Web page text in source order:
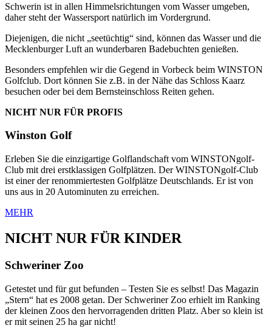
Schwerin ist in allen Himmelsrichtungen vom Wasser umgeben,
daher steht der Wassersport natürlich im Vordergrund.
Diejenigen, die nicht „seetüchtig“ sind, können das Wasser und die
Mecklenburger Luft an wunderbaren Badebuchten genießen.
Besonders empfehlen wir die Gegend in Vorbeck beim WINSTON
Golfclub. Dort können Sie z.B. in der Nähe das Schloss Kaarz
besuchen oder bei dem Bernsteinschloss Reiten gehen.
NICHT NUR FÜR PROFIS
Winston Golf
Erleben Sie die einzigartige Golflandschaft vom WINSTONgolf-
Club mit drei erstklassigen Golfplätzen. Der WINSTONgolf-Club
ist einer der renommiertesten Golfplätze Deutschlands. Er ist von
uns aus in 20 Autominuten zu erreichen.
MEHR
NICHT NUR FÜR KINDER
Schweriner Zoo
Getestet und für gut befunden – Testen Sie es selbst! Das Magazin
„Stern“ hat es 2008 getan. Der Schweriner Zoo erhielt im Ranking
der kleinen Zoos den hervorragenden dritten Platz. Aber so klein ist
er mit seinen 25 ha gar nicht!